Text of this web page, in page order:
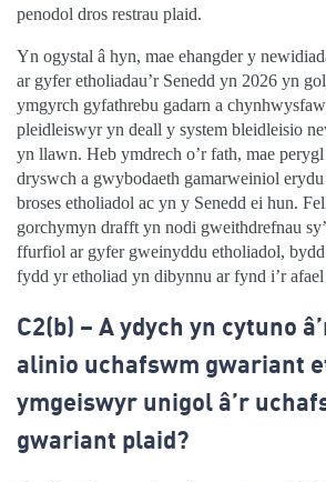
penodol dros restrau plaid.
Yn ogystal â hyn, mae ehangder y
ar gyfer etholiadau’r Senedd yn 2026 yn
ymgyrch gyfathrebu gadarn a
pleidleiswyr yn deall y system bleidleisio
yn llawn. Heb ymdrech o’r fath, mae
dryswch a gwybodaeth gamarweiniol
broses etholiadol ac yn y Senedd ei hun.
gorchymyn drafft yn nodi gweithdrefnau
ffurfiol ar gyfer gweinyddu etholiadol,
fydd yr etholiad yn dibynnu ar fynd i’r afael
C2(b) – A ydych yn cytuno
alinio uchafswm gwariant
ymgeiswyr unigol â’r
gwariant plaid?